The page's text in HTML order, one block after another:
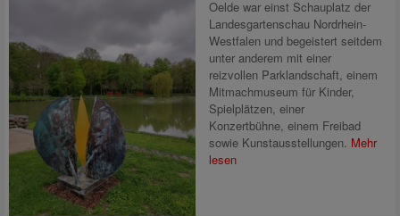
Oelde war einst Schauplatz der
Landesgartenschau Nordrhein-
Westfalen und begeistert seitdem
unter anderem mit einer
reizvollen Parklandschaft, einem
Mitmachmuseum für Kinder,
Spielplätzen, einer
Konzertbühne, einem Freibad
sowie Kunstausstellungen. Mehr
lesen